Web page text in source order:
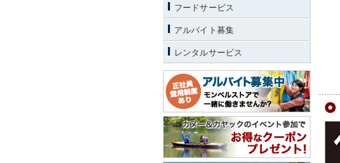
フードサービス
アルバイト募集
レンタルサービス